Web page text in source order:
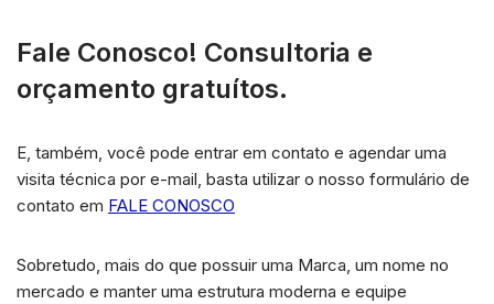
Fale Conosco! Consultoria e
orçamento gratuítos.
E, também, você pode entrar em contato e agendar uma
visita técnica por e-mail, basta utilizar o nosso formulário de
contato em FALE CONOSCO
Sobretudo, mais do que possuir uma Marca, um nome no
mercado e manter uma estrutura moderna e equipe